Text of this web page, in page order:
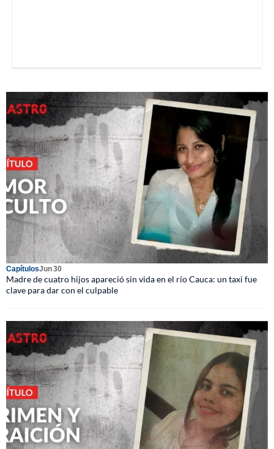
CapítulosJun 30
Madre de cuatro hijos apareció sin vida en el río Cauca: un taxi fue
clave para dar con el culpable